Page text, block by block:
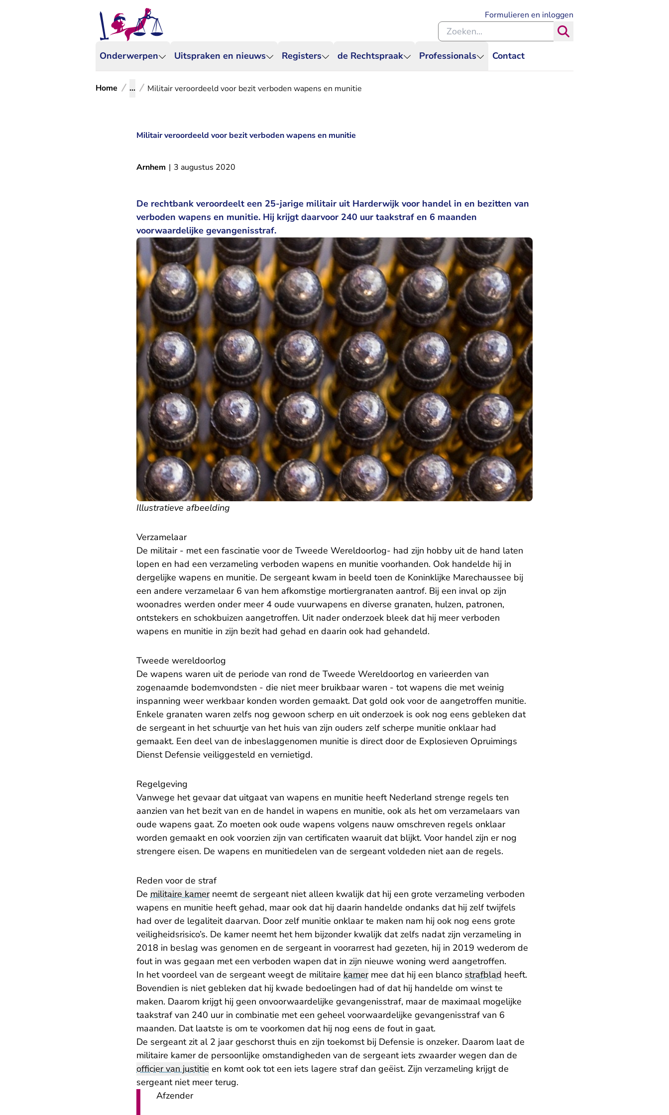
Onderwerpen Uitspraken en nieuws Registers de Rechtspraak Professionals Contact
Formulieren en inloggen
Zoeken binnen de Rechtspraak
Home ... Militair veroordeeld voor bezit verboden wapens en munitie
Militair veroordeeld voor bezit verboden wapens en munitie
Arnhem | 3 augustus 2020
De rechtbank veroordeelt een 25-jarige militair uit Harderwijk voor handel in en bezitten van
verboden wapens en munitie. Hij krijgt daarvoor 240 uur taakstraf en 6 maanden
voorwaardelijke gevangenisstraf.
Illustratieve afbeelding
Verzamelaar
De militair - met een fascinatie voor de Tweede Wereldoorlog- had zijn hobby uit de hand laten
lopen en had een verzameling verboden wapens en munitie voorhanden. Ook handelde hij in
dergelijke wapens en munitie. De sergeant kwam in beeld toen de Koninklijke Marechaussee bij
een andere verzamelaar 6 van hem afkomstige mortiergranaten aantrof. Bij een inval op zijn
woonadres werden onder meer 4 oude vuurwapens en diverse granaten, hulzen, patronen,
ontstekers en schokbuizen aangetroffen. Uit nader onderzoek bleek dat hij meer verboden
wapens en munitie in zijn bezit had gehad en daarin ook had gehandeld.
Tweede wereldoorlog
De wapens waren uit de periode van rond de Tweede Wereldoorlog en varieerden van
zogenaamde bodemvondsten - die niet meer bruikbaar waren - tot wapens die met weinig
inspanning weer werkbaar konden worden gemaakt. Dat gold ook voor de aangetroffen munitie.
Enkele granaten waren zelfs nog gewoon scherp en uit onderzoek is ook nog eens gebleken dat
de sergeant in het schuurtje van het huis van zijn ouders zelf scherpe munitie onklaar had
gemaakt. Een deel van de inbeslaggenomen munitie is direct door de Explosieven Opruimings
Dienst Defensie veiliggesteld en vernietigd.
Regelgeving
Vanwege het gevaar dat uitgaat van wapens en munitie heeft Nederland strenge regels ten
aanzien van het bezit van en de handel in wapens en munitie, ook als het om verzamelaars van
oude wapens gaat. Zo moeten ook oude wapens volgens nauw omschreven regels onklaar
worden gemaakt en ook voorzien zijn van certificaten waaruit dat blijkt. Voor handel zijn er nog
strengere eisen. De wapens en munitiedelen van de sergeant voldeden niet aan de regels.
Reden voor de straf
De militaire kamerneemt de sergeant niet alleen kwalijk dat hij een grote verzameling verboden
wapens en munitie heeft gehad, maar ook dat hij daarin handelde ondanks dat hij zelf twijfels
had over de legaliteit daarvan. Door zelf munitie onklaar te maken nam hij ook nog eens grote
veiligheidsrisico’s. De kamer neemt het hem bijzonder kwalijk dat zelfs nadat zijn verzameling in
2018 in beslag was genomen en de sergeant in voorarrest had gezeten, hij in 2019 wederom de
fout in was gegaan met een verboden wapen dat in zijn nieuwe woning werd aangetroffen.
In het voordeel van de sergeant weegt de militaire kamermee dat hij een blanco strafblad heeft.
Bovendien is niet gebleken dat hij kwade bedoelingen had of dat hij handelde om winst te
maken. Daarom krijgt hij geen onvoorwaardelijke gevangenisstraf, maar de maximaal mogelijke
taakstraf van 240 uur in combinatie met een geheel voorwaardelijke gevangenisstraf van 6
maanden. Dat laatste is om te voorkomen dat hij nog eens de fout in gaat.
De sergeant zit al 2 jaar geschorst thuis en zijn toekomst bij Defensie is onzeker. Daarom laat de
militaire kamer de persoonlijke omstandigheden van de sergeant iets zwaarder wegen dan de
officier van justitie en komt ook tot een iets lagere straf dan geëist. Zijn verzameling krijgt de
sergeant niet meer terug.
Afzender